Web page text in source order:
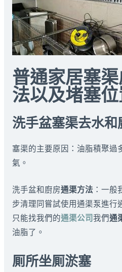
普通家居塞
法以及堵塞位
洗手盆塞渠去水和
塞渠的主要原因：油脂積聚過
氣。
洗手盆和廚房通渠方法：一般
步清理同嘗試使用通渠泵進行
只能找我們的通渠公司我們通
油脂了。
厠所坐厠淤塞